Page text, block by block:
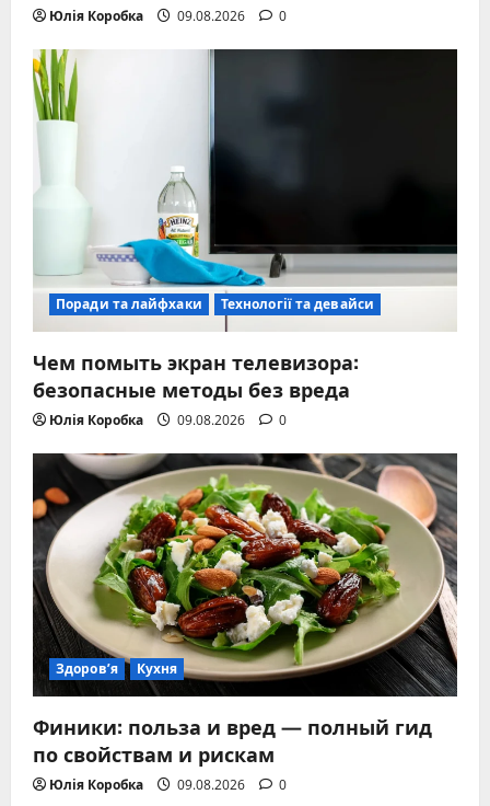
Юлія Коробка 09.08.2026 0
Поради та лайфхаки Технології та девайси
Чем помыть экран телевизора:
безопасные методы без вреда
Юлія Коробка 09.08.2026 0
Здоров’я Кухня
Финики: польза и вред — полный гид
по свойствам и рискам
Юлія Коробка 09.08.2026 0